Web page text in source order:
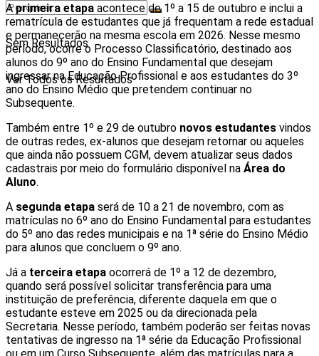
Sem Resultados
Ver Todos os Resultados
Aprimeira etapa acontece de 1º a 15 de outubro e inclui a
rematrícula de estudantes que já frequentam a rede estadual
e permanecerão na mesma escola em 2026. Nesse mesmo
período, ocorre o Processo Classificatório, destinado aos
alunos do 9º ano do Ensino Fundamental que desejam
ingressar na Educação Profissional e aos estudantes do 3º
ano do Ensino Médio que pretendem continuar no
Subsequente.
Também entre 1º e 29 de outubro novos estudantes vindos
de outras redes, ex-alunos que desejam retornar ou aqueles
que ainda não possuem CGM, devem atualizar seus dados
cadastrais por meio do formulário disponível na Área do
Aluno.
A segunda etapa será de 10 a 21 de novembro, com as
matrículas no 6º ano do Ensino Fundamental para estudantes
do 5º ano das redes municipais e na 1ª série do Ensino Médio
para alunos que concluem o 9º ano.
Já a terceira etapa ocorrerá de 1º a 12 de dezembro,
quando será possível solicitar transferência para uma
instituição de preferência, diferente daquela em que o
estudante esteve em 2025 ou da direcionada pela
Secretaria. Nesse período, também poderão ser feitas novas
tentativas de ingresso na 1ª série da Educação Profissional